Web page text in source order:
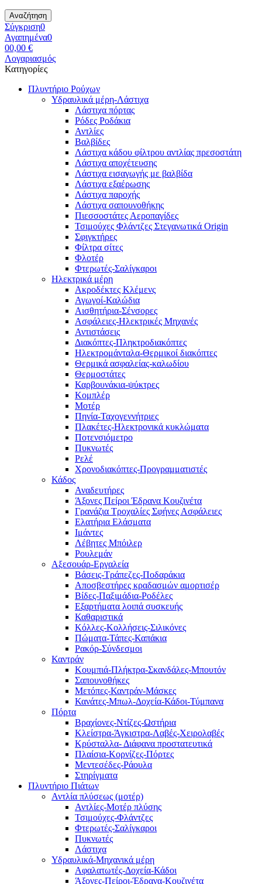
Αναζήτηση
Σύγκριση0
Αγαπημένα0
00,00 €
Λογαριασμός
Κατηγορίες
Πλυντήριο Ρούχων
Υδραυλικά μέρη-Λάστιχα
Λάστιχα πόρτας
Ρόδες Ροδάκια
Αντλίες
Βαλβίδες
Λάστιχα κάδου φίλτρου αντλίας πρεσοστάτη
Λάστιχα αποχέτευσης
Λάστιχα εισαγωγής με βαλβίδα
Λάστιχα εξαέρωσης
Λάστιχα παροχής
Λάστιχα σαπουνοθήκης
Πιεσσοστάτες Αεροπαγίδες
Τσιμούχες Φλάντζες Στεγανωτικά Origin
Σφιγκτήρες
Φίλτρα σίτες
Φλοτέρ
Φτερωτές-Σαλίγκαροι
Ηλεκτρικά μέρη
Ακροδέκτες Κλέμενς
Αγωγοί-Καλώδια
Αισθητήρια-Σένσορες
Ασφάλειες-Ηλεκτρικές Μηχανές
Αντιστάσεις
Διακόπτες-Πληκτροδιακόπτες
Ηλεκτρομάνταλα-Θερμικοί διακόπτες
Θερμικά ασφαλείας-καλωδίου
Θερμοστάτες
Καρβουνάκια-ψύκτρες
Κομπλέρ
Μοτέρ
Πηνία-Ταχογεννήτριες
Πλακέτες-Ηλεκτρονικά κυκλώματα
Ποτενσιόμετρο
Πυκνωτές
Ρελέ
Χρονοδιακόπτες-Προγραμματιστές
Κάδος
Αναδευτήρες
Άξονες Πείροι Έδρανα Κουζινέτα
Γρανάζια Τροχαλίες Σφήνες Ασφάλειες
Ελατήρια Ελάσματα
Ιμάντες
Λέβητες Μπόιλερ
Ρουλεμάν
Αξεσουάρ-Εργαλεία
Βάσεις-Τράπεζες-Ποδαράκια
Αποσβεστήρες κραδασμών αμορτισέρ
Βίδες-Παξιμάδια-Ροδέλες
Εξαρτήματα λοιπά συσκευής
Καθαριστικά
Κόλλες-Κολλήσεις-Σιλικόνες
Πώματα-Τάπες-Καπάκια
Ρακόρ-Σύνδεσμοι
Καντράν
Κουμπιά-Πλήκτρα-Σκανδάλες-Μπουτόν
Σαπουνοθήκες
Μετόπες-Καντράν-Μάσκες
Κανάτες-Μπωλ-Δοχεία-Κάδοι-Τύμπανα
Πόρτα
Βραχίονες-Ντίζες-Ωστήρια
Κλείστρα-Άγκιστρα-Λαβές-Χειρολαβές
Κρύσταλλα- Διάφανα προστατευτικά
Πλαίσια-Κορνίζες-Πόρτες
Μεντεσέδες-Ράουλα
Στηρίγματα
Πλυντήριο Πιάτων
Αντλία πλύσεως (μοτέρ)
Αντλίες-Μοτέρ πλύσης
Τσιμούχες-Φλάντζες
Φτερωτές-Σαλίγκαροι
Πυκνωτές
Λάστιχα
Υδραυλικά-Mηχανικά μέρη
Αφαλατωτές-Δοχεία-Κάδοι
Άξονες-Πείροι-Έδρανα-Κουζινέτα